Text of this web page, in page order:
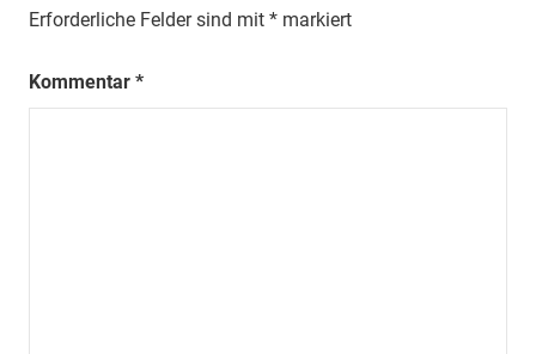
Erforderliche Felder sind mit * markiert
Kommentar *